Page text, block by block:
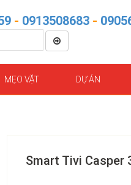
- 0913508683 -
MẸO VẶT DỰ ÁN
Smart Tivi Casper